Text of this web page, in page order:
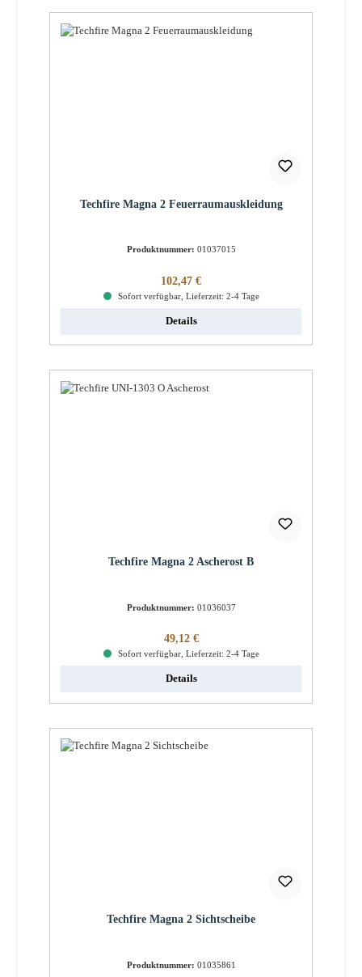
Techfire Magna 2 Feuerraumauskleidung
Produktnummer: 01037015
Regulärer Preis:
102,47 €
Sofort verfügbar, Lieferzeit: 2-4 Tage
Details
Techfire Magna 2 Ascherost B
Produktnummer: 01036037
Regulärer Preis:
49,12 €
Sofort verfügbar, Lieferzeit: 2-4 Tage
Details
Techfire Magna 2 Sichtscheibe
Produktnummer: 01035861